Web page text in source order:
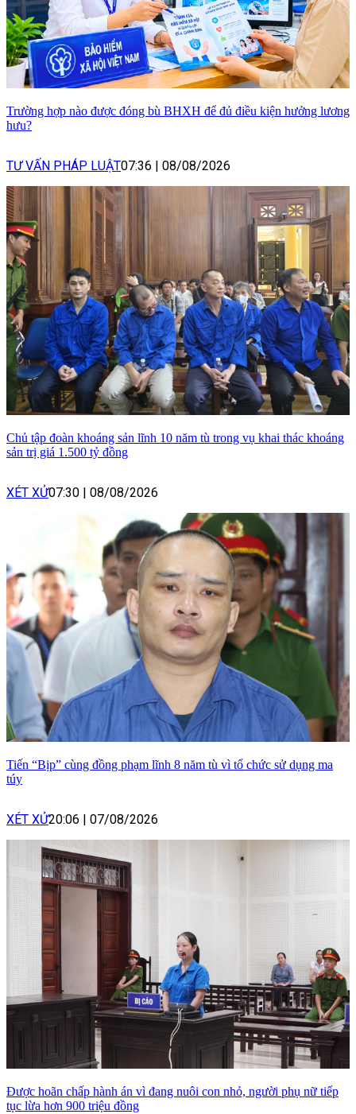
Trường hợp nào được đóng bù BHXH để đủ điều kiện hưởng lương
hưu?
TƯ VẤN PHÁP LUẬT07:36 08/08/2026
Chủ tập đoàn khoáng sản lĩnh 10 năm tù trong vụ khai thác khoáng
sản trị giá 1.500 tỷ đồng
XÉT XỬ07:30 08/08/2026
Tiến “Bịp” cùng đồng phạm lĩnh 8 năm tù vì tổ chức sử dụng ma
túy
XÉT XỬ20:06 07/08/2026
Được hoãn chấp hành án vì đang nuôi con nhỏ, người phụ nữ tiếp
tục lừa hơn 900 triệu đồng